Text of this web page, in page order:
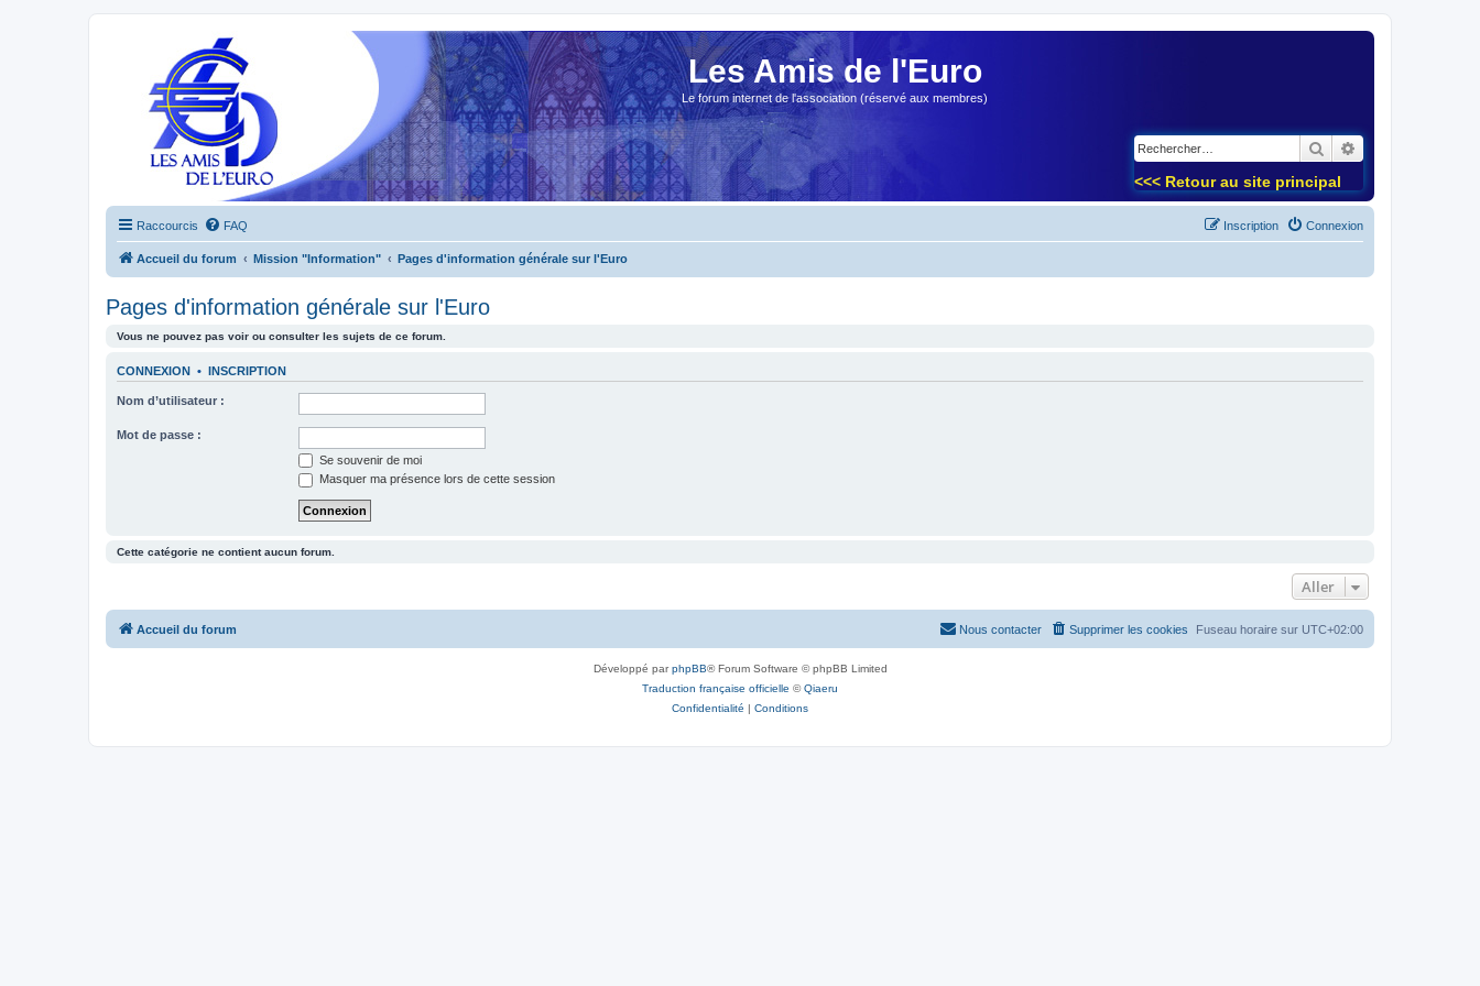
Les Amis de l'Euro
Le forum internet de l'association (réservé aux membres)
Rechercher
<<< Retour au site principal
Raccourcis FAQ Connexion
Inscription
Accueil du forum Mission "Information" Pages d'information générale sur l'Euro
Pages d'information générale sur l'Euro
Vous ne pouvez pas voir ou consulter les sujets de ce forum.
CONNEXION • INSCRIPTION
Nom d’utilisateur :
Mot de passe :
Se souvenir de moi
Masquer ma présence lors de cette session
Cette catégorie ne contient aucun forum.
Aller
Accueil du forum Fuseau horaire sur UTC+02:00
Supprimer les cookies
Nous contacter
Développé parphpBB® Forum Software © phpBB Limited
Traduction française officielle ©Qiaeru
Confidentialité | Conditions